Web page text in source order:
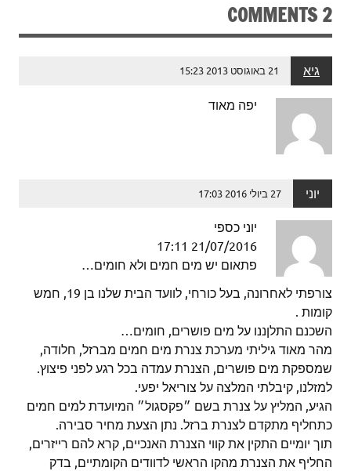
2 COMMENTS
גיא 21 באוגוסט 2013 15:23
יפה מאוד
יוני 27 ביולי 2016 17:03
יוני כספי
21/07/2016 17:11
פתאום יש מים חמים ולא חומים…
צורפתי לאחרונה, בעל כורחי, לוועד הבית שלנו בן 19, חמש
קומות .
השכנם התלןננו על מים פושרים, חומים…
מהר מאוד גיליתי מערכת צנרת מים חמים מברזל, חלודה,
שמספקת מים פושרים, הצנרת עמדה בכל רגע לפני פיצוץ.
למזלנו, קיבלתי המלצה על צוריאל יפעי.
הגיע, המליץ על צנרת בשם ״פקסגול״ המיועדת למים חמים
כתחליף מתקדם לצנרת ברזל. נתן הצעת מחיר סבירה.
תוך יומיים התקין את קווי הצנרת האנכיים, קרא להם רייזרים,
החליף את הצנרת מהקו הראשי לדוודים הקומתיים, בדק